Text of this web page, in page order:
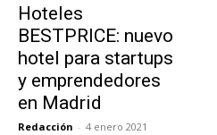
Hoteles
BESTPRICE: nuevo
hotel para startups
y emprendedores
en Madrid
Redacción - 4 enero 2021